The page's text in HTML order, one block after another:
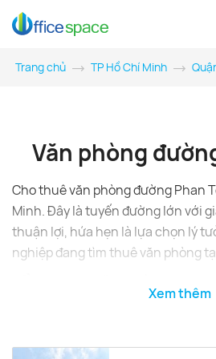
Trang chủ TP Hồ Chí Minh
Văn phòng
Cho thuê văn phòng đường Phan
Minh. Đây là tuyến đường lớn với
thuận lợi, hứa hẹn là lựa chọn lý
nghiệp đang tìm thuê văn phòng
thông cực kỳ thuận tiện. Tuyến
Xem thêm